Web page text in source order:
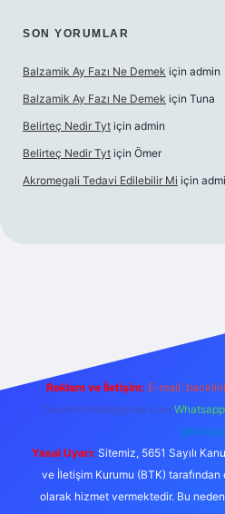
SON YORUMLAR
Balzamik Ay Fazı Ne Demek için admin
Balzamik Ay Fazı Ne Demek için Tuna
Belirteç Nedir Tyt için admin
Belirteç Nedir Tyt için Ömer
Akromegali Tedavi Edilebilir Mi için
Reklam ve İletişim: E-mail:
forumhizmeti@gmail.com
Yasal Uyarı: Sitemiz, 5651 Sayılı
ve İletişim Kurumu (BTK) tarafından
olarak hizmet vermektedir. Bu